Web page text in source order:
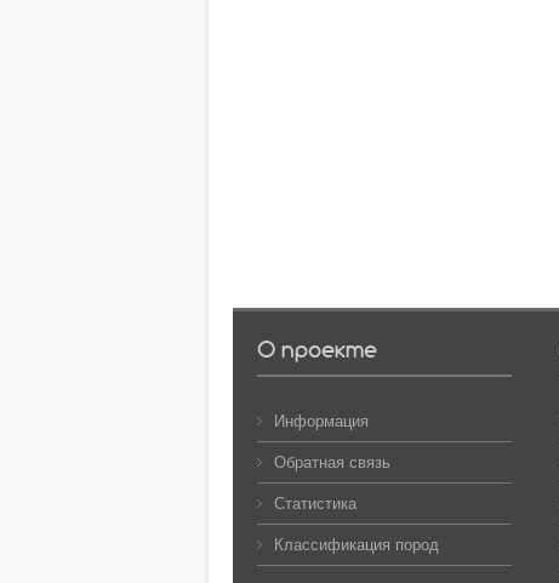
О проекте
Информация
Обратная связь
Статистика
Классификация пород